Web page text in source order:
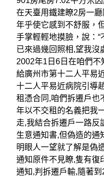
在天臺用鐵建瞭2房一
年乎使它感到不舒服，
手掌輕輕地摸臉，說：
已來過幾回照相,望我沒
2002年1日6日在咱們
給廣州市第十二人平易
十二人平易近病院引導
租憑合同,咱們拆遷戶也
年以不交租的名義把我
走,我結合拆遷戶一路反
生意通知書,但偽造的通
明眼人一望就了解是偽
通知原件不見瞭,隻有復
通知,判拆遷戶輸,隨著